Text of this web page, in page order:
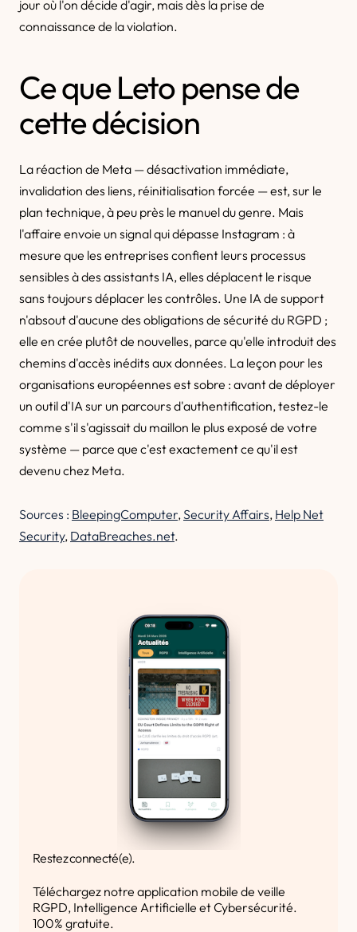
jour où l'on décide d'agir, mais dès la prise de
connaissance de la violation.
Ce que Leto pense de
cette décision
La réaction de Meta — désactivation immédiate,
invalidation des liens, réinitialisation forcée — est, sur le
plan technique, à peu près le manuel du genre. Mais
l'affaire envoie un signal qui dépasse Instagram : à
mesure que les entreprises confient leurs processus
sensibles à des assistants IA, elles déplacent le risque
sans toujours déplacer les contrôles. Une IA de support
n'absout d'aucune des obligations de sécurité du RGPD ;
elle en crée plutôt de nouvelles, parce qu'elle introduit des
chemins d'accès inédits aux données. La leçon pour les
organisations européennes est sobre : avant de déployer
un outil d'IA sur un parcours d'authentification, testez-le
comme s'il s'agissait du maillon le plus exposé de votre
système — parce que c'est exactement ce qu'il est
devenu chez Meta.
Sources : BleepingComputer,Security Affairs, Help Net
Security, DataBreaches.net.
Restez connecté(e).
Téléchargez notre application mobile de veille
RGPD, Intelligence Artificielle et Cybersécurité.
100% gratuite.